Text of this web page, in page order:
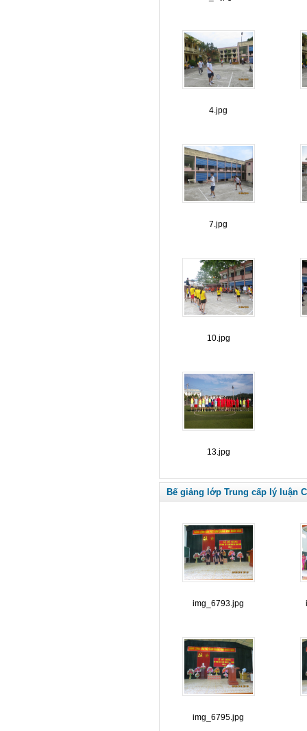
4.jpg
7.jpg
10.jpg
13.jpg
Bế giảng lớp Trung cấp lý luận
img_6793.jpg
img_6795.jpg